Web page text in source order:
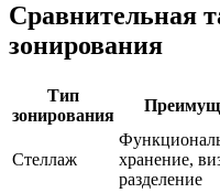
Сравнительная
зонирования
Тип
зонирования
Стеллаж
хранение,
разделение